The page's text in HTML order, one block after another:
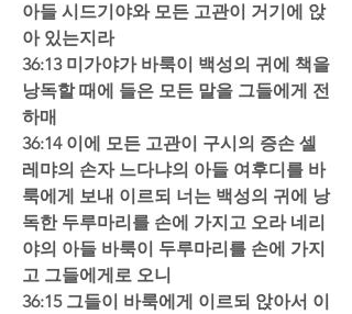
아들 시드기야와 모든 고관이 거기에 앉
아 있는지라
36:13 미가야가 바룩이 백성의 귀에 책을
낭독할 때에 들은 모든 말을 그들에게 전
하매
36:14 이에 모든 고관이 구시의 증손 셀
레먀의 손자 느다냐의 아들 여후디를 바
룩에게 보내 이르되 너는 백성의 귀에 낭
독한 두루마리를 손에 가지고 오라 네리
야의 아들 바룩이 두루마리를 손에 가지
고 그들에게로 오니
36:15 그들이 바룩에게 이르되 앉아서 이